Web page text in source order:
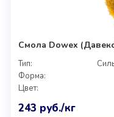
Смола Dowex
Тип:
Форма:
Цвет:
243 руб./кг